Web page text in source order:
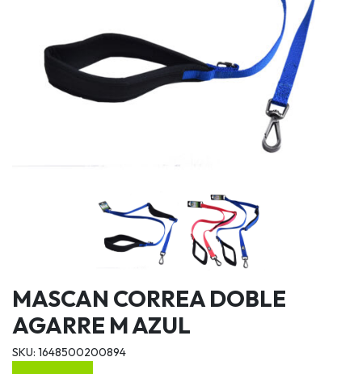
MASCAN CORREA DOBLE
AGARRE M AZUL
SKU: 1648500200894